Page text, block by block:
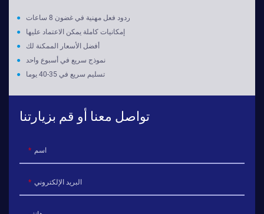
●
ردود فعل مهنية في غضون 8 ساعات
● إمكانيات كاملة يمكن الاعتماد عليها
● أفضل الأسعار الممكنة لك
● نموذج سريع في أسبوع واحد
●
تسليم سريع في 35-40 يوما
تواصل معنا أو قم بزيارتنا
اسم
البريد الإلكتروني